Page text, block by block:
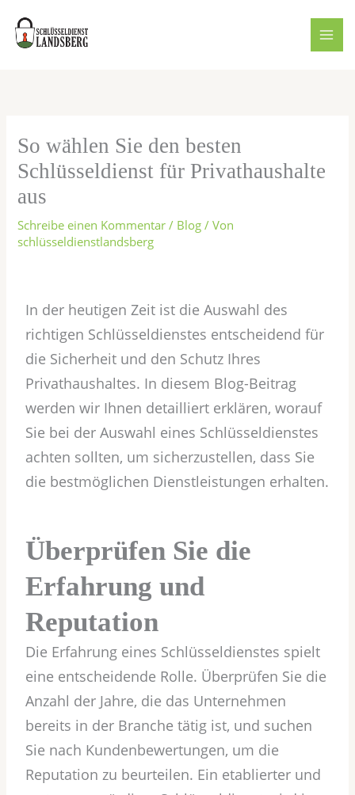
Inhalt
springen
So wählen Sie den besten
Schlüsseldienst für Privathaushalte
aus
Schreibe einen Kommentar / Blog / Von
schlüsseldienstlandsberg
In der heutigen Zeit ist die Auswahl des
richtigen Schlüsseldienstes entscheidend für
die Sicherheit und den Schutz Ihres
Privathaushaltes. In diesem Blog-Beitrag
werden wir Ihnen detailliert erklären, worauf
Sie bei der Auswahl eines Schlüsseldienstes
achten sollten, um sicherzustellen, dass Sie
die bestmöglichen Dienstleistungen erhalten.
Überprüfen Sie die
Erfahrung und
Reputation
Die Erfahrung eines Schlüsseldienstes spielt
eine entscheidende Rolle. Überprüfen Sie die
Anzahl der Jahre, die das Unternehmen
bereits in der Branche tätig ist, und suchen
Sie nach Kundenbewertungen, um die
Reputation zu beurteilen. Ein etablierter und